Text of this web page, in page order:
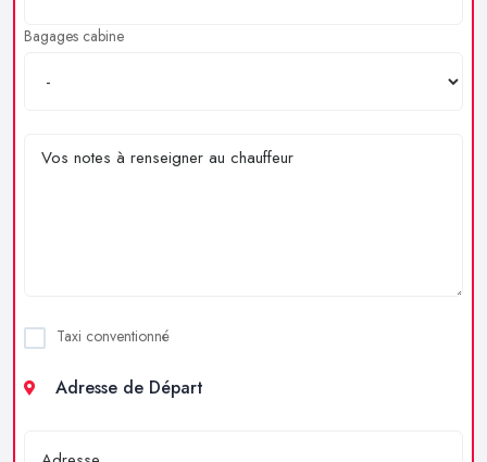
Bagages cabine
Taxi conventionné
Adresse de Départ